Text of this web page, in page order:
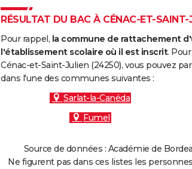
RÉSULTAT DU BAC À CÉNAC-ET-
Pour rappel, la commune de rattachement
l'établissement scolaire où il est inscrit.
Cénac-et-Saint-Julien (24250), vous pouvez
dans l'une des communes suivantes :
Sarlat-la-Canéda
Fumel
Source de données : Académie de
Ne figurent pas dans ces listes les